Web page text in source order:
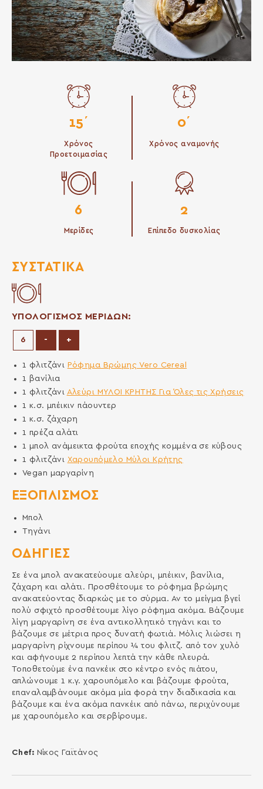
15΄
Χρόνος
Προετοιμασίας
0΄
Χρόνος αναμονής
6
Μερίδες
2
Επίπεδο δυσκολίας
ΟΔΗΓΙΕΣ
Σε ένα μπολ ανακατεύουμε αλεύρι, μπέικιν, βανίλια,
ζάχαρη και αλάτι. Προσθέτουμε το ρόφημα βρώμης
ανακατεύοντας διαρκώς με το σύρμα. Αν το μείγμα βγεί
πολύ σφιχτό προσθέτουμε λίγο ρόφημα ακόμα. Βάζουμε
λίγη μαργαρίνη σε ένα αντικολλητικό τηγάνι και το
βάζουμε σε μέτρια προς δυνατή φωτιά. Μόλις λιώσει η
μαργαρίνη ρίχνουμε περίπου ¼ του φλιτζ. από τον χυλό
και αφήνουμε 2 περίπου λεπτά την κάθε πλευρά.
Τοποθετούμε ένα πανκέικ στο κέντρο ενός πιάτου,
απλώνουμε 1 κ.γ. χαρουπόμελο και βάζουμε φρούτα,
επαναλαμβάνουμε ακόμα μία φορά την διαδικασία και
βάζουμε και ένα ακόμα πανκέικ από πάνω, περιχύνουμε
με χαρουπόμελο και σερβίρουμε.
Chef: Νίκος Γαϊτάνος
ΣΥΣΤΑΤΙΚΆ
ΥΠΟΛΟΓΙΣΜΟΣ ΜΕΡΙΔΩΝ:
- Μείωση μερίδων
+Αύξηση μερίδων
1 φλιτζάνι Ρόφημα Βρώμης Vero Cereal
1 βανίλια
1 φλιτζάνι Αλεύρι ΜΥΛΟΙ ΚΡΗΤΗΣ Για Όλες τις Χρήσεις
1 κ.σ. μπέικιν πάουντερ
1 κ.σ. ζάχαρη
1 πρέζα αλάτι
1 μπολ ανάμεικτα φρούτα εποχής κομμένα σε κύβους
1 φλιτζάνι Χαρουπόμελο Μύλοι Κρήτης
Vegan μαργαρίνη
ΕΞΟΠΛΙΣΜΌΣ
Μπολ
Τηγάνι